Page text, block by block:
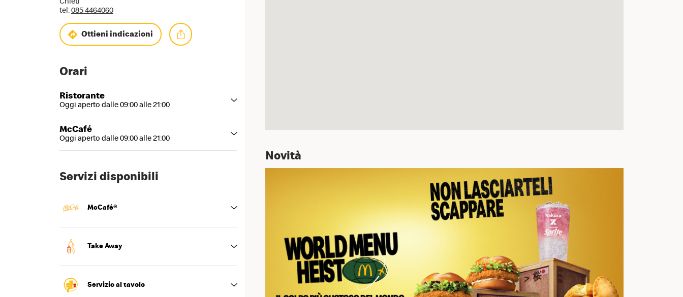
tel: 085 4464060
Ottieni indicazioni
Orari
Ristorante
Oggi aperto dalle 09:00 alle 21:00
McCafé
Oggi aperto dalle 09:00 alle 21:00
Servizi disponibili
McCafé®
Take Away
Servizio al tavolo
Novità